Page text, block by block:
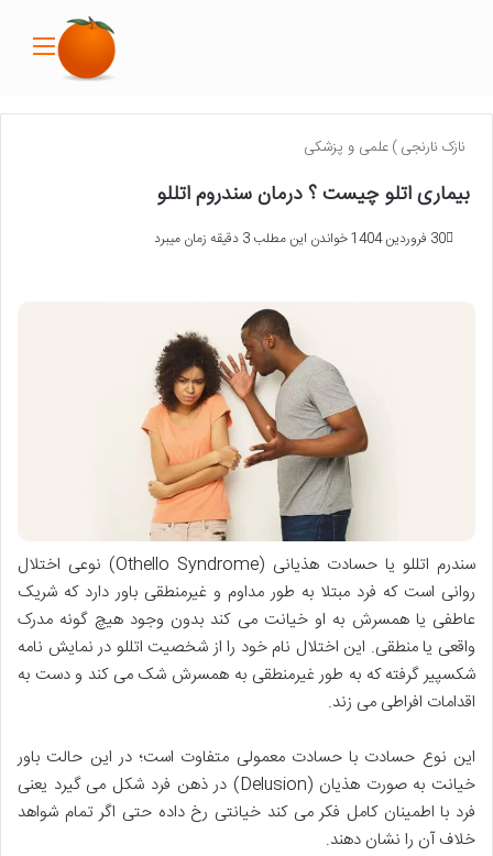
نازک نارنجی)علمی و پزشکی
بیماری اتلو چیست ؟ درمان سندروم اتللو
30 فروردین 1404 خواندن این مطلب 3 دقیقه زمان میبرد
سندرم اتللو یا حسادت هذیانی (Othello Syndrome) نوعی اختلال
روانی است که فرد مبتلا به طور مداوم و غیرمنطقی باور دارد که شریک
عاطفی یا همسرش به او خیانت می کند بدون وجود هیچ گونه مدرک
واقعی یا منطقی. این اختلال نام خود را از شخصیت اتللو در نمایش نامه
شکسپیر گرفته که به طور غیرمنطقی به همسرش شک می کند و دست به
اقدامات افراطی می زند.
این نوع حسادت با حسادت معمولی متفاوت است؛ در این حالت باور
خیانت به صورت هذیان (Delusion) در ذهن فرد شکل می گیرد یعنی
فرد با اطمینان کامل فکر می کند خیانتی رخ داده حتی اگر تمام شواهد
خلاف آن را نشان دهند.